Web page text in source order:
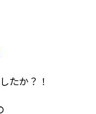
たか？！